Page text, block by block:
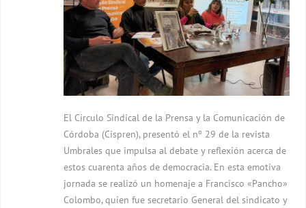
El Círculo Sindical de la Prensa y la Comunicación de
Córdoba (Cispren), presentó el nº 29 de la revista
Umbrales que impulsa al debate y reflexión acerca de
estos cuarenta años de democracia. En esta emotiva
jornada se realizó un homenaje a Francisco «Pancho»
Colombo, quien fue secretario General del sindicato y